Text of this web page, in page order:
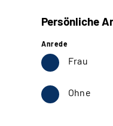
Persönliche
Anrede
Frau
Ohne